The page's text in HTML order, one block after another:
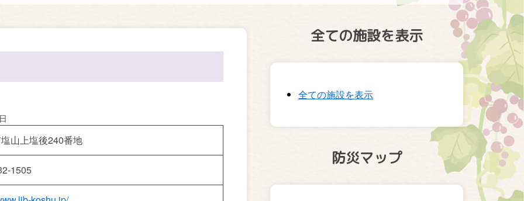
山上塩後240番地
1505
全ての施設を表示
全ての施設を表示
防災マップ